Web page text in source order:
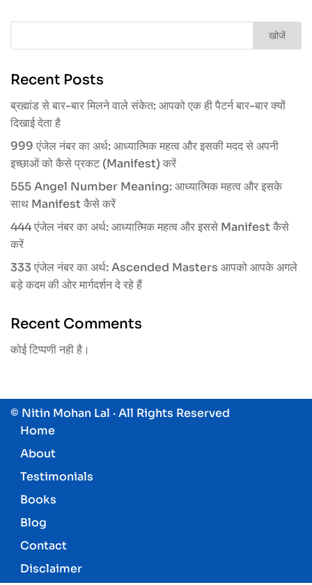
खोजें
Recent Posts
ब्रह्मांड से बार-बार मिलने वाले संकेत: आपको एक ही पैटर्न बार-बार क्यों
दिखाई देता है
999 एंजेल नंबर का अर्थ: आध्यात्मिक महत्व और इसकी मदद से अपनी
इच्छाओं को कैसे प्रकट (Manifest) करें
555 Angel Number Meaning: आध्यात्मिक महत्व और इसके
साथ Manifest कैसे करें
444 एंजेल नंबर का अर्थ: आध्यात्मिक महत्व और इससे Manifest कैसे
करें
333 एंजेल नंबर का अर्थ: Ascended Masters आपको आपके अगले
बड़े कदम की ओर मार्गदर्शन दे रहे हैं
Recent Comments
कोई टिप्पणी नही है।
© Nitin Mohan Lal · All Rights Reserved
Home
About
Testimonials
Books
Blog
Contact
Disclaimer